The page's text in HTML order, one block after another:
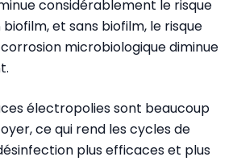
considérablement le risque
et sans biofilm, le risque
microbiologique diminue
électropolies sont beaucoup
ce qui rend les cycles de
plus efficaces et plus